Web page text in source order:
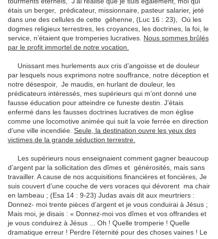
étais un berger, prédicateur, missionnaire, pasteur salarier, jeté
dans une des cellules de cette géhenne, (Luc 16 : 23), Où les
dogmes religieux terrestres, les croyances, les doctrines, la foi, le
service, n’étaient que tromperies lucratives. Nous sommes brûlés
par le profit immortel de notre vocation.
Unissant mes hurlements aux cris d’angoisse et de douleur
par lesquels nous exprimons notre souffrance, notre déception et
notre désespoir, Je maudis, en hurlant de douleur, les
prédicateurs intéressés, mes supérieurs qui m’ont donné une
fausse éducation pour atteindre ce funeste destin. J’étais
enfermé dans les fausses doctrines lucratives de mon église
comme une locomotive animée qui suit la voie ferrée en direction
d’une ville incendiée. Seule, la destination ouvre les yeux des
victimes de la grande séduction terrestre.
Les supérieurs nous enseignaient comment gagner beaucoup
d’argent par la sollicitation des dîmes et générosités, mais sans
travailler. A cause de nos acquisitions financières et foncières, Je
suis couvert d’une couche de vers voraces qui dévorent ma chair
en lambeau ; (Esa 14 : 9-23) Judas avais dit aux meurtriers :
Donnez- moi trente pièces d’argent et je vous conduirai à Jésus ;
Mais moi, je disais : « Donnez-moi vos dîmes et vos offrandes et
je vous conduirez à Jésus ... Oh ! Quelle tromperie ! Quelle
dramatique erreur ! Perdre l’éternité pour des choses vaines ! Le